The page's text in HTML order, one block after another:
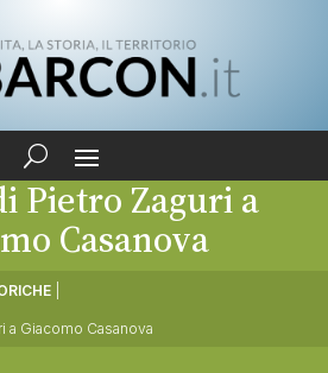
Pietro Zaguri a
Casanova
a Giacomo Casanova